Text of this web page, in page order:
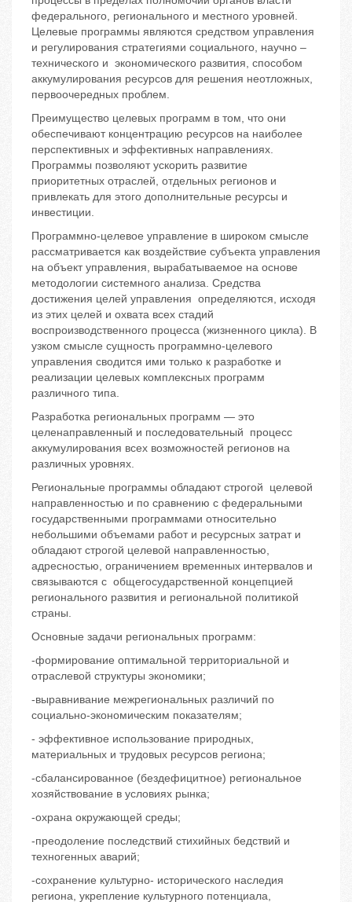
федерального, регионального и местного уровней.
Целевые программы являются средством управления
и регулирования стратегиями социального, научно –
технического и экономического развития, способом
аккумулирования ресурсов для решения неотложных,
первоочередных проблем.
Преимущество целевых программ в том, что они
обеспечивают концентрацию ресурсов на наиболее
перспективных и эффективных направлениях.
Программы позволяют ускорить развитие
приоритетных отраслей, отдельных регионов и
привлекать для этого дополнительные ресурсы и
инвестиции.
Программно-целевое управление в широком смысле
рассматривается как воздействие субъекта управления
на объект управления, вырабатываемое на основе
методологии системного анализа. Средства
достижения целей управления определяются, исходя
из этих целей и охвата всех стадий
воспроизводственного процесса (жизненного цикла). В
узком смысле сущность программно-целевого
управления сводится ими только к разработке и
реализации целевых комплексных программ
различного типа.
Разработка региональных программ — это
целенаправленный и последовательный процесс
аккумулирования всех возможностей регионов на
различных уровнях.
Региональные программы обладают строгой целевой
направленностью и по сравнению с федеральными
государственными программами относительно
небольшими объемами работ и ресурсных затрат и
обладают строгой целевой направленностью,
адресностью, ограничением временных интервалов и
связываются с общегосударственной концепцией
регионального развития и региональной политикой
страны.
Основные задачи региональных программ:
-формирование оптимальной территориальной и
отраслевой структуры экономики;
-выравнивание межрегиональных различий по
социально-экономическим показателям;
- эффективное использование природных,
материальных и трудовых ресурсов региона;
-сбалансированное (бездефицитное) региональное
хозяйствование в условиях рынка;
-охрана окружающей среды;
-преодоление последствий стихийных бедствий и
техногенных аварий;
-сохранение культурно- исторического наследия
региона, укрепление культурного потенциала,